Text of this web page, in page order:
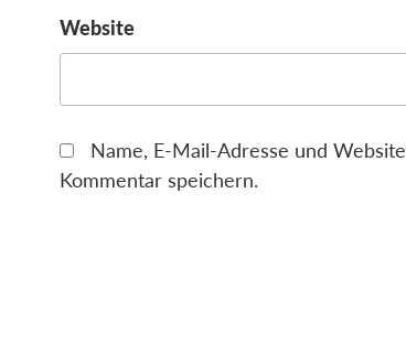
Website
Name, E-Mail-Adresse und
Kommentar speichern.